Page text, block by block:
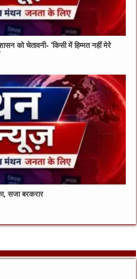
को चेतावनी- ‘किसी में हिम्मत नहीं मेरे
सजा बरकरार